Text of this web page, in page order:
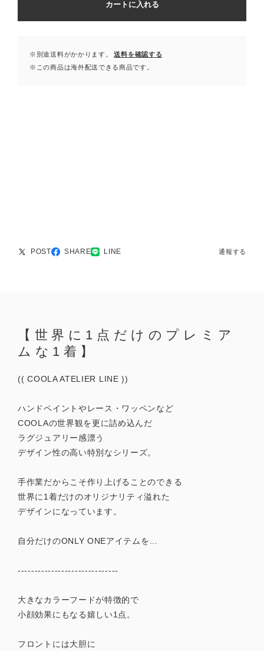
カートに入れる
※別途送料がかかります。
送料を確認する
※この商品は海外配送できる商品です。
POST SHARE LINE 通報する
【世界に1点だけのプレミア
ムな1着】
(( COOLA ATELIER LINE ))
ハンドペイントやレース・ワッペンなど
COOLAの世界観を更に詰め込んだ
ラグジュアリー感漂う
デザイン性の高い特別なシリーズ。
手作業だからこそ作り上げることのできる
世界に1着だけのオリジナリティ溢れた
デザインになっています。
自分だけのONLY ONEアイテムを...
------------------------------
大きなカラーフードが特徴的で
小顔効果にもなる嬉しい1点。
フロントには大胆に